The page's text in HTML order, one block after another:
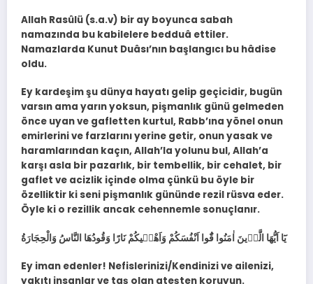
Allah Rasûlü (s.a.v) bir ay boyunca sabah
namazında bu kabilelere bedduâ ettiler.
Namazlarda Kunut Duâsı’nın başlangıcı bu hâdise
oldu.
Ey kardeşim şu dünya hayatı gelip geçicidir, bugün
varsın ama yarın yoksun, pişmanlık günü gelmeden
önce uyan ve gafletten kurtul, Rabb’ına yönel onun
emirlerini ve farzlarını yerine getir, onun yasak ve
haramlarından kaçın, Allah’la yolunu bul, Allah’a
karşı asla bir pazarlık, bir tembellik, bir cehalet, bir
gaflet ve acizlik içinde olma çünkü bu öyle bir
özelliktir ki seni pişmanlık gününde rezil rüsva eder.
Öyle ki o rezillik ancak cehennemle sonuçlanır.
يَٓا اَيُّهَا الَّذ۪ينَ اٰمَنُوا قُٓوا اَنْفُسَكُمْ وَاَهْل۪يكُمْ نَارًا وَقُودُهَا النَّاسُ وَالْحِجَارَةُ
Ey iman edenler! Nefislerinizi/Kendinizi ve ailenizi,
yakıtı insanlar ve taş olan ateşten koruyun.